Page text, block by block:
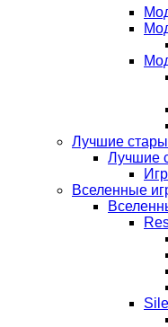
Лучшие
Лучшие
Вселенные